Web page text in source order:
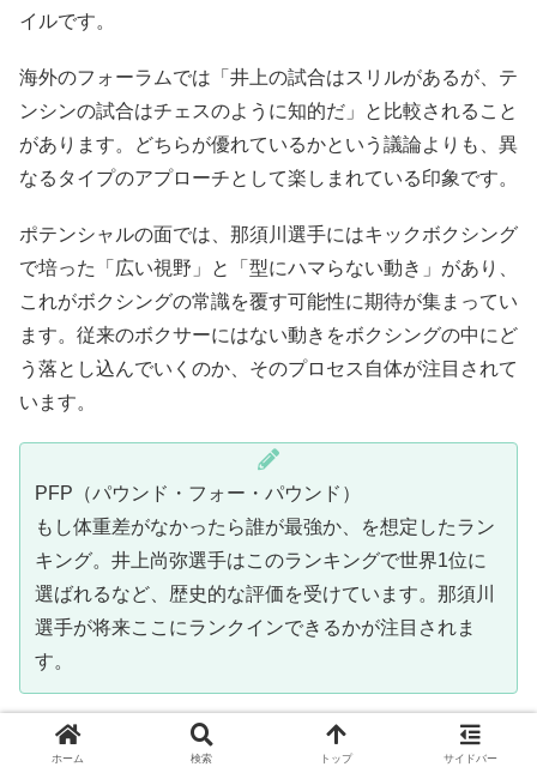
イルです。
海外のフォーラムでは「井上の試合はスリルがあるが、テ
ンシンの試合はチェスのように知的だ」と比較されること
があります。どちらが優れているかという議論よりも、異
なるタイプのアプローチとして楽しまれている印象です。
ポテンシャルの面では、那須川選手にはキックボクシング
で培った「広い視野」と「型にハマらない動き」があり、
これがボクシングの常識を覆す可能性に期待が集まってい
ます。従来のボクサーにはない動きをボクシングの中にど
う落とし込んでいくのか、そのプロセス自体が注目されて
います。
PFP（パウンド・フォー・パウンド）
もし体重差がなかったら誰が最強か、を想定したラン
キング。井上尚弥選手はこのランキングで世界1位に
選ばれるなど、歴史的な評価を受けています。那須川
選手が将来ここにランクインできるかが注目されま
す。
将来的なドリームマッチへの期待感
ホーム 検索 トップ サイドバー